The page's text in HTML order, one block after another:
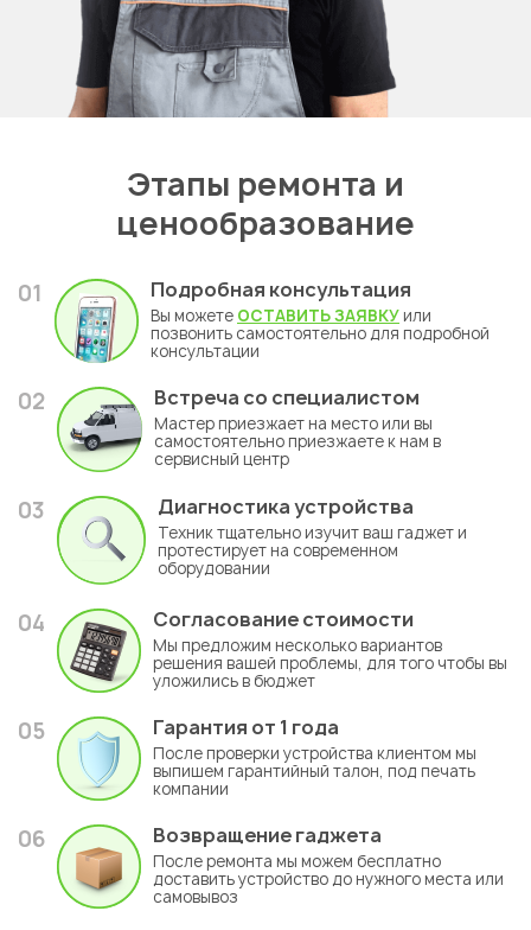
Этапы ремонта и
ценообразование
01 Подробная консультация
Вы можете ОСТАВИТЬ ЗАЯВКУ или
позвонить самостоятельно для подробной
консультации
02 Встреча со специалистом
Мастер приезжает на место или вы
самостоятельно приезжаете к нам в
сервисный центр
03 Диагностика устройства
Техник тщательно изучит ваш гаджет и
протестирует на современном
оборудовании
04 Согласование стоимости
Мы предложим несколько вариантов
решения вашей проблемы, для того чтобы вы
уложились в бюджет
05 Гарантия от 1 года
После проверки устройства клиентом мы
выпишем гарантийный талон, под печать
компании
06 Возвращение гаджета
После ремонта мы можем бесплатно
доставить устройство до нужного места или
самовывоз